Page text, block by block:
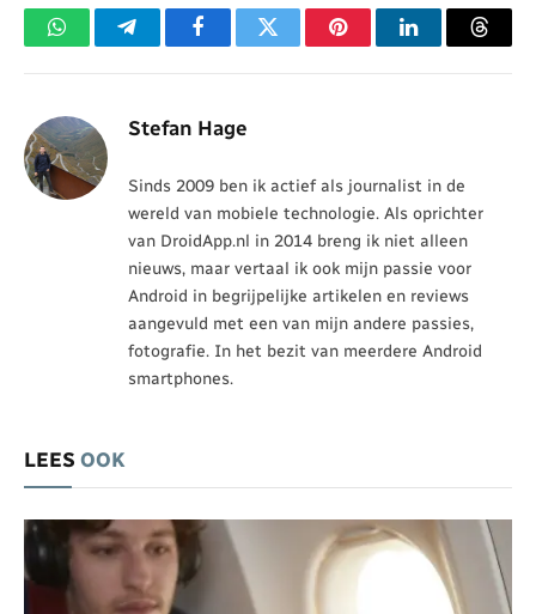
WhatsAppTelegramFacebookTwitter PinterestLinkedIn
Stefan Hage
Sinds 2009 ben ik actief als journalist in de
wereld van mobiele technologie. Als oprichter
van DroidApp.nl in 2014 breng ik niet alleen
nieuws, maar vertaal ik ook mijn passie voor
Android in begrijpelijke artikelen en reviews
aangevuld met een van mijn andere passies,
fotografie. In het bezit van meerdere Android
smartphones.
LEES OOK